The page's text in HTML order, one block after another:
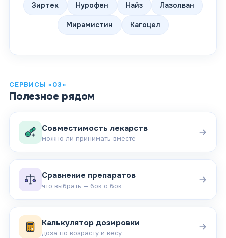
Зиртек Нурофен Найз Лазолван
Мирамистин Кагоцел
СЕРВИСЫ «03»
Полезное рядом
Совместимость лекарств
можно ли принимать вместе
Сравнение препаратов
что выбрать — бок о бок
Калькулятор дозировки
доза по возрасту и весу